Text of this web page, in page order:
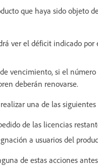
que haya sido objeto
ver el déficit indicado por
vencimiento, si el
deberán renovarse.
una de las
de las licencias
a usuarios del
de estas acciones